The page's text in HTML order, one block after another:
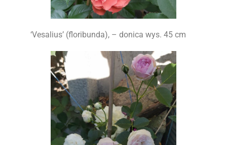
‘Vesalius’ (floribunda), – donica wys. 45 cm